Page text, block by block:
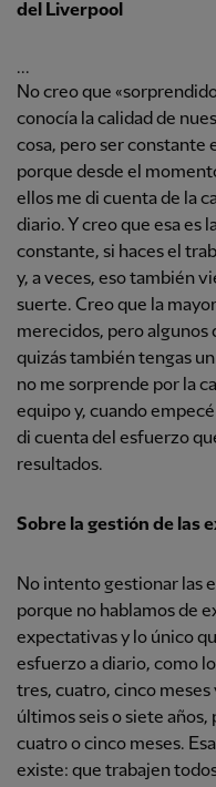
del Liverpool
...
No creo que
conocía la calidad de
cosa, pero ser constante
porque desde el
ellos me di cuenta de la
diario. Y creo que esa es
constante, si haces el
y, a veces, eso también
suerte. Creo que la
merecidos, pero algunos
quizás también tengas
no me sorprende por la
equipo y, cuando
di cuenta del esfuerzo
resultados.
Sobre la gestión de las
No intento gestionar las
porque no hablamos de
expectativas y lo único
esfuerzo a diario, como
tres, cuatro, cinco
últimos seis o siete años,
cuatro o cinco meses.
existe: que trabajen